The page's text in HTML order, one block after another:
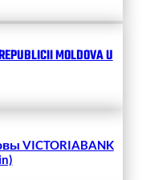
MOLDOVA U
VICTORIABANK